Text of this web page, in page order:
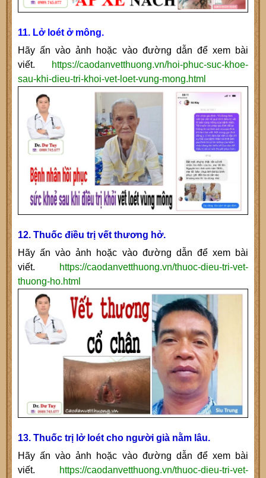
11. Lở loét ở mông.
Hãy ấn vào ảnh hoặc vào đường dẫn để xem bài
viết.
https://caodanvetthuong.vn/hoi-phuc-suc-khoe-
sau-khi-dieu-tri-khoi-vet-loet-vung-mong.html
12. Thuốc điều trị vết thương hở.
Hãy ấn vào ảnh hoặc vào đường dẫn để xem bài
viết.
https://caodanvetthuong.vn/thuoc-dieu-tri-vet-
thuong-ho.html
13. Thuốc trị lở loét cho người già nằm lâu.
Hãy ấn vào ảnh hoặc vào đường dẫn để xem bài
viết.
https://caodanvetthuong.vn/thuoc-dieu-tri-vet-